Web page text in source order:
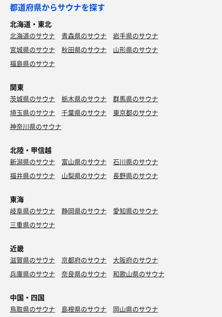
都道府県からサウナを探す
北海道・東北
北海道のサウナ 青森県のサウナ
岩手県のサウナ
宮城県のサウナ
秋田県のサウナ
山形県のサウナ
福島県のサウナ
関東
茨城県のサウナ 栃木県のサウナ
群馬県のサウナ
埼玉県のサウナ
千葉県のサウナ
東京都のサウナ
神奈川県のサウナ
北陸・甲信越
新潟県のサウナ 富山県のサウナ
石川県のサウナ
福井県のサウナ
山梨県のサウナ 長野県のサウナ
東海
岐阜県のサウナ 静岡県のサウナ
愛知県のサウナ
三重県のサウナ
近畿
滋賀県のサウナ 京都府のサウナ
大阪府のサウナ
兵庫県のサウナ
奈良県のサウナ 和歌山県のサウナ
中国・四国
鳥取県のサウナ 島根県のサウナ
岡山県のサウナ